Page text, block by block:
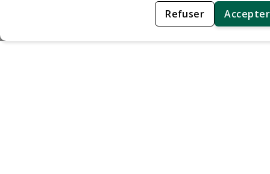
Refuser Accepter